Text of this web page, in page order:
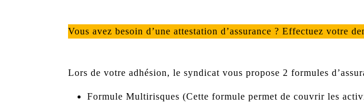
Vous avez besoin d’une attestation d’assurance ? Effectuez votre
Lors de votre adhésion, le syndicat vous propose 2 formules
Formule Multirisques (Cette formule permet de couvrir les